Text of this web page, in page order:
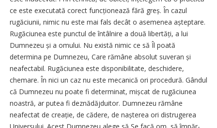
ce este executată corect funcționează fără greș. În cazul
rugăciunii, nimic nu este mai fals decât o asemenea aștep­tare.
Rugăciunea este punctul de întâlnire a două libertăți, a lui
Dumnezeu și a omului. Nu există nimic ce să Îl poată
determina pe Dumnezeu, Care rămâne absolut suveran și
neafectabil. Rugăciunea este disponibilitate, deschidere,
chemare. În nici un caz nu este mecanică ori procedură. Gândul
că Dumnezeu nu poate fi determinat, mișcat de rugăciunea
noastră, ar putea fi deznădăjduitor. Dumnezeu rămâne
neafectat de creație, de cădere, de nașterea ori distrugerea
Universului. Acest Dumnezeu alege să Se facă om, să împăr­